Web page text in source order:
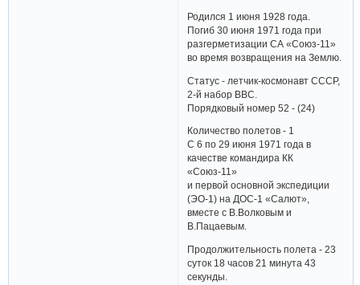
Родился 1 июня 1928 года.
Погиб 30 июня 1971 года при
разгерметизации СА «Союз-11»
во время возвращения на Землю.
Статус - летчик-космонавт СССР,
2-й набор ВВС.
Порядковый номер 52 - (24)
Количество полетов - 1
С 6 по 29 июня 1971 года в
качестве командира КК
«Союз-11»
и первой основной экспедиции
(ЭО-1) на ДОС-1 «Салют»,
вместе с В.Волковым и
В.Пацаевым.
Продолжительность полета - 23
суток 18 часов 21 минута 43
секунды.